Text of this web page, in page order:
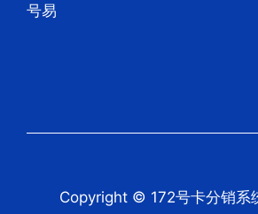
号易
Copyright © 172号卡分销系